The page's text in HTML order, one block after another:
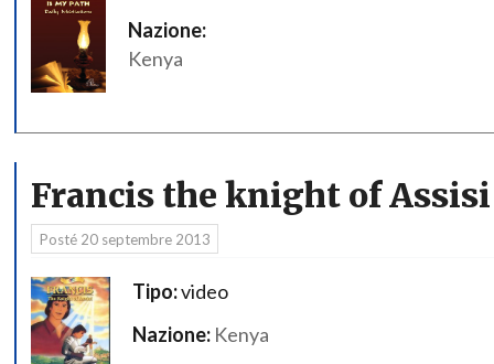
Nazione:
Kenya
Francis the knight of Assisi
Posté 20 septembre 2013
Tipo:video
Nazione: Kenya